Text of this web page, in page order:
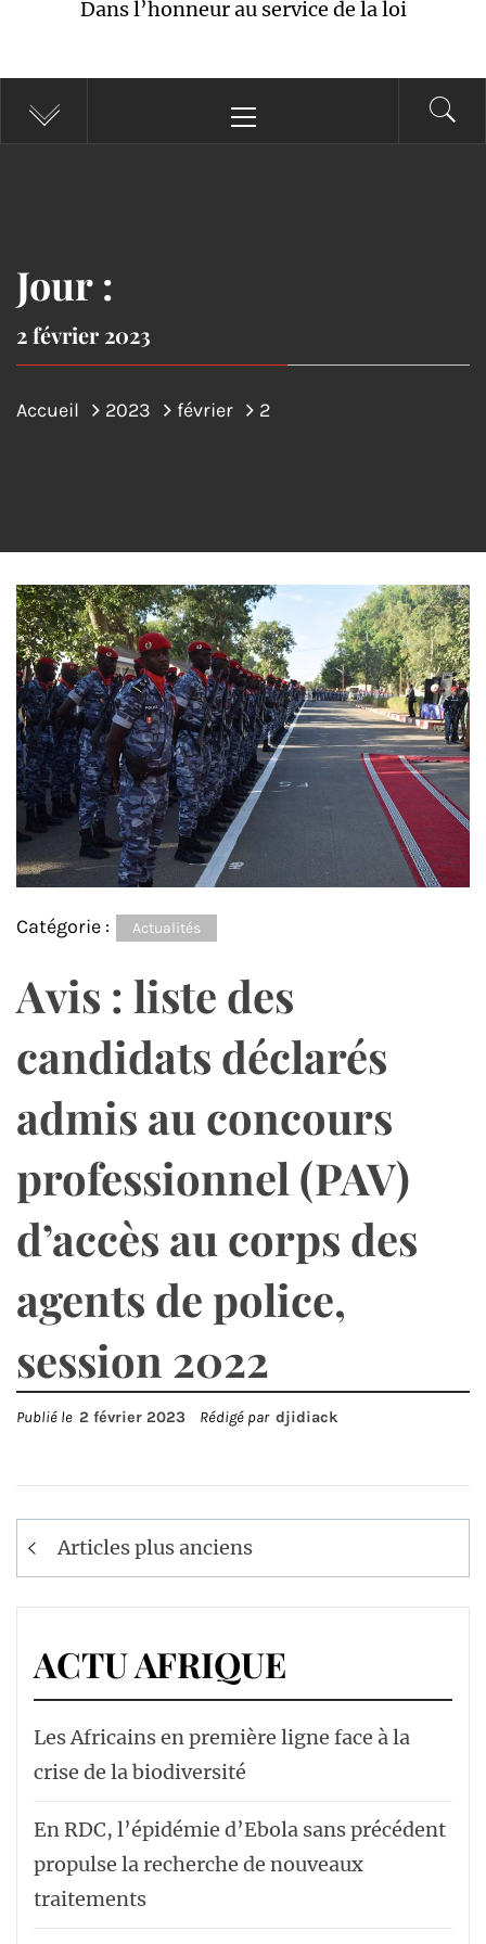
Dans l’honneur au service de la loi
principal
Jour :
2 février 2023
Accueil 2023 février 2
Catégorie : Actualités
Avis : liste des
candidats déclarés
admis au concours
professionnel (PAV)
d’accès au corps des
agents de police,
session 2022
Publié le 2 février 2023 Rédigé par djidiack
Navigation
des
Articles plus anciens
ACTU AFRIQUE
Les Africains en première ligne face à la
crise de la biodiversité
En RDC, l’épidémie d’Ebola sans précédent
propulse la recherche de nouveaux
traitements